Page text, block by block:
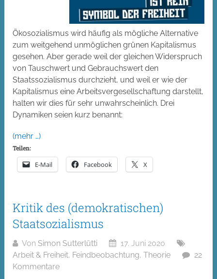
Ökosozialismus wird häufig als mögliche Alternative
zum weitgehend unmöglichen grünen Kapitalismus
gesehen. Aber gerade weil der gleichen Widerspruch
von Tauschwert und Gebrauchswert den
Staatssozialismus durchzieht, und weil er wie der
Kapitalismus eine Arbeitsvergesellschaftung darstellt,
halten wir dies für sehr unwahrscheinlich. Drei
Dynamiken seien kurz benannt:
(mehr …)
Teilen:
E-Mail Facebook X
Kritik des (demokratischen)
Staatsozialismus
Von Simon Sutterlütti
17. Juni 2020
Arbeit & Freiheit, Feindbeobachtung,Theorie
22
Kommentare